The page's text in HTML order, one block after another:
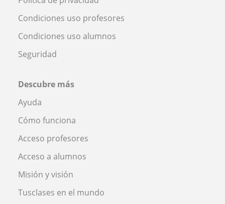
Condiciones uso profesores
Condiciones uso alumnos
Seguridad
Descubre más
Ayuda
Cómo funciona
Acceso profesores
Acceso a alumnos
Misión y visión
Tusclases en el mundo